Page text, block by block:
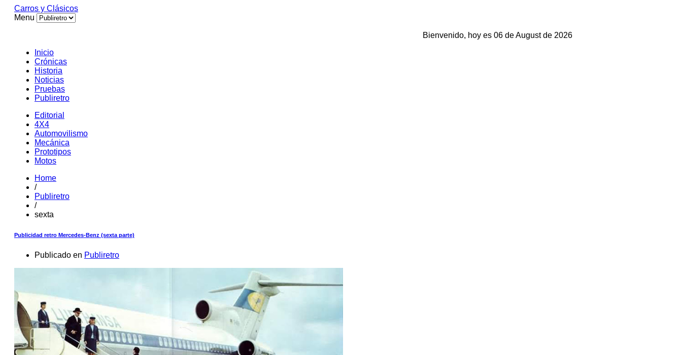
Carros y Clásicos
Menu
Bienvenido, hoy es 06 de August de 2026
Inicio
Crónicas
Historia
Noticias
Pruebas
Publiretro
Editorial
4X4
Automovilismo
Mecánica
Prototipos
Motos
Home
/
Publiretro
/
sexta
Publicidad retro Mercedes-Benz (sexta parte)
Publicado en Publiretro